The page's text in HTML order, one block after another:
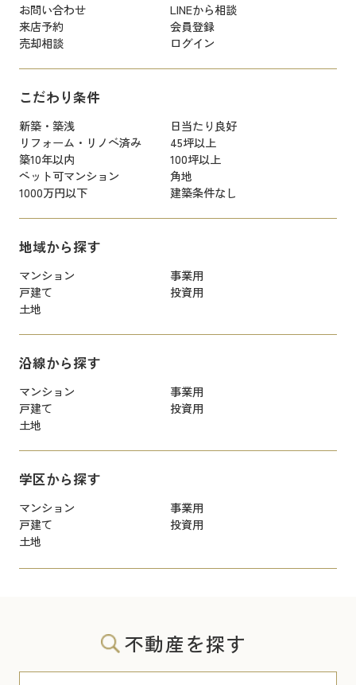
お問い合わせ
LINEから相談
来店予約
会員登録
売却相談
ログイン
こだわり条件
新築・築浅
日当たり良好
リフォーム・リノベ済み
45坪以上
築10年以内
100坪以上
ペット可マンション
角地
1000万円以下
建築条件なし
地域から探す
マンション
事業用
戸建て
投資用
土地
沿線から探す
マンション
事業用
戸建て
投資用
土地
学区から探す
マンション
事業用
戸建て
投資用
土地
不動産を探す